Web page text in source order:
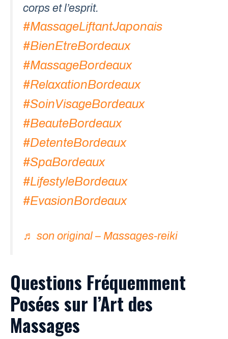
corps et l’esprit.
#MassageLiftantJaponais
#BienEtreBordeaux
#MassageBordeaux
#RelaxationBordeaux
#SoinVisageBordeaux
#BeauteBordeaux
#DetenteBordeaux
#SpaBordeaux
#LifestyleBordeaux
#EvasionBordeaux
♬ son original – Massages-reiki
Questions Fréquemment
Posées sur l’Art des
Massages